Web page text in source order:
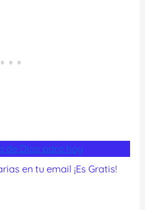
de Dios para hoy
en tu email ¡Es Gratis!